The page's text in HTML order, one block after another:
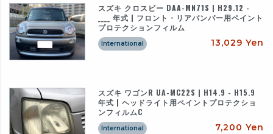
スズキ クロスビー DAA-MN71S | H29.12 -
____ 年式 | フロント・リアバンパー用ペイント
プロテクションフィルム
International 13,029 Yen
スズキ ワゴンR UA-MC22S | H14.9 - H15.9
年式 | ヘッドライト用ペイントプロテクショ
ンフィルムC
International 7,200 Yen